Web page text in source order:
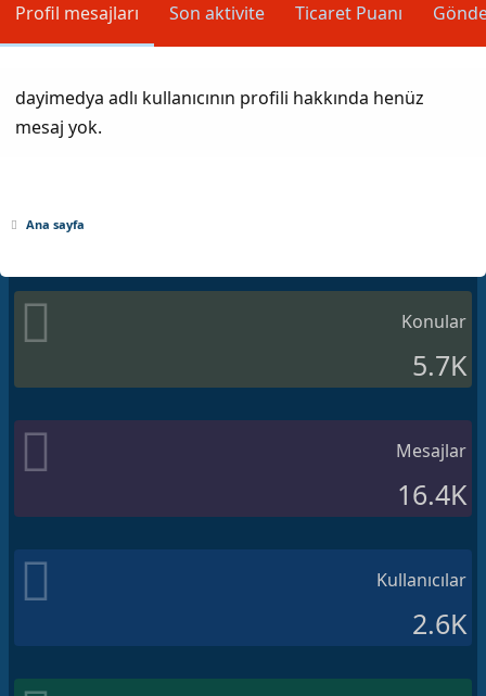
Profil mesajları Son aktivite Ticaret Puanı
dayimedya adlı kullanıcının profili hakkında henüz
mesaj yok.
Ana sayfa
Konular
5.7K
Mesajlar
16.4K
Kullanıcılar
2.6K